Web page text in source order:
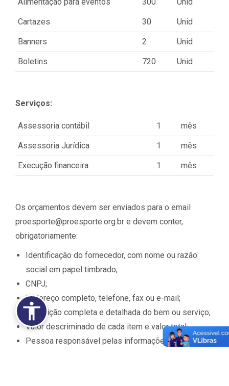
Cartazes 30 Unid
Banners 2 Unid
Boletins 720 Unid
Serviços:
Assessoria contábil 1 mês
Assessoria Jurídica 1 mês
Execução financeira 1 mês
Os orçamentos devem ser enviados para o email
proesporte@proesporte.org.br e devem conter,
obrigatoriamente:
Identificação do fornecedor, com nome ou razão
social em papel timbrado;
CNPJ;
Endereço completo, telefone, fax ou e-mail;
Descrição completa e detalhada do bem ou serviço;
Valor descriminado de cada item e valor total;
Pessoa responsável pelas informações.